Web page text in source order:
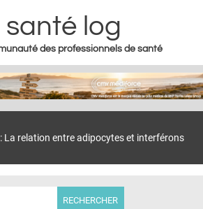
to navigation
santé log
des professionnels de santé
À DOMICILE
La relation entre adipocytes et interférons